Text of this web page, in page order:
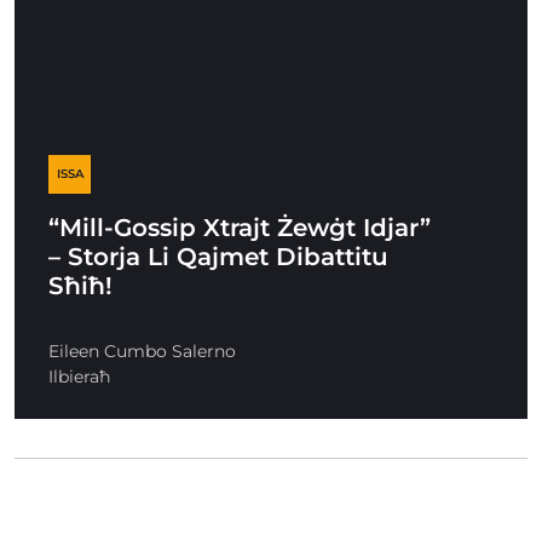
ISSA
“Mill-Gossip Xtrajt Żewġt Idjar”
– Storja Li Qajmet Dibattitu
Sħiħ!
Eileen Cumbo Salerno
Ilbieraħ